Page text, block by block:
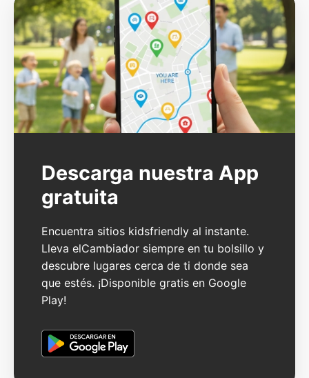
Descarga nuestra App
gratuita
Encuentra sitios kidsfriendly al instante.
Lleva elCambiador siempre en tu bolsillo y
descubre lugares cerca de ti donde sea
que estés. ¡Disponible gratis en Google
Play!